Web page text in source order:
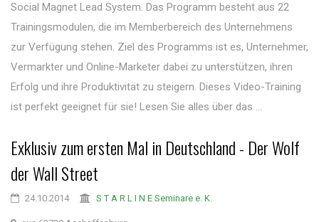
Social Magnet Lead System. Das Programm besteht aus 22
Trainingsmodulen, die im Memberbereich des Unternehmens
zur Verfügung stehen. Ziel des Programms ist es, Unternehmer,
Vermarkter und Online-Marketer dabei zu unterstützen, ihren
Erfolg und ihre Produktivität zu steigern. Dieses Video-Training
ist perfekt geeignet für sie! Lesen Sie alles über das ...
Exklusiv zum ersten Mal in Deutschland - Der Wolf
der Wall Street
24.10.2014 S T A R L I N E Seminare e. K.